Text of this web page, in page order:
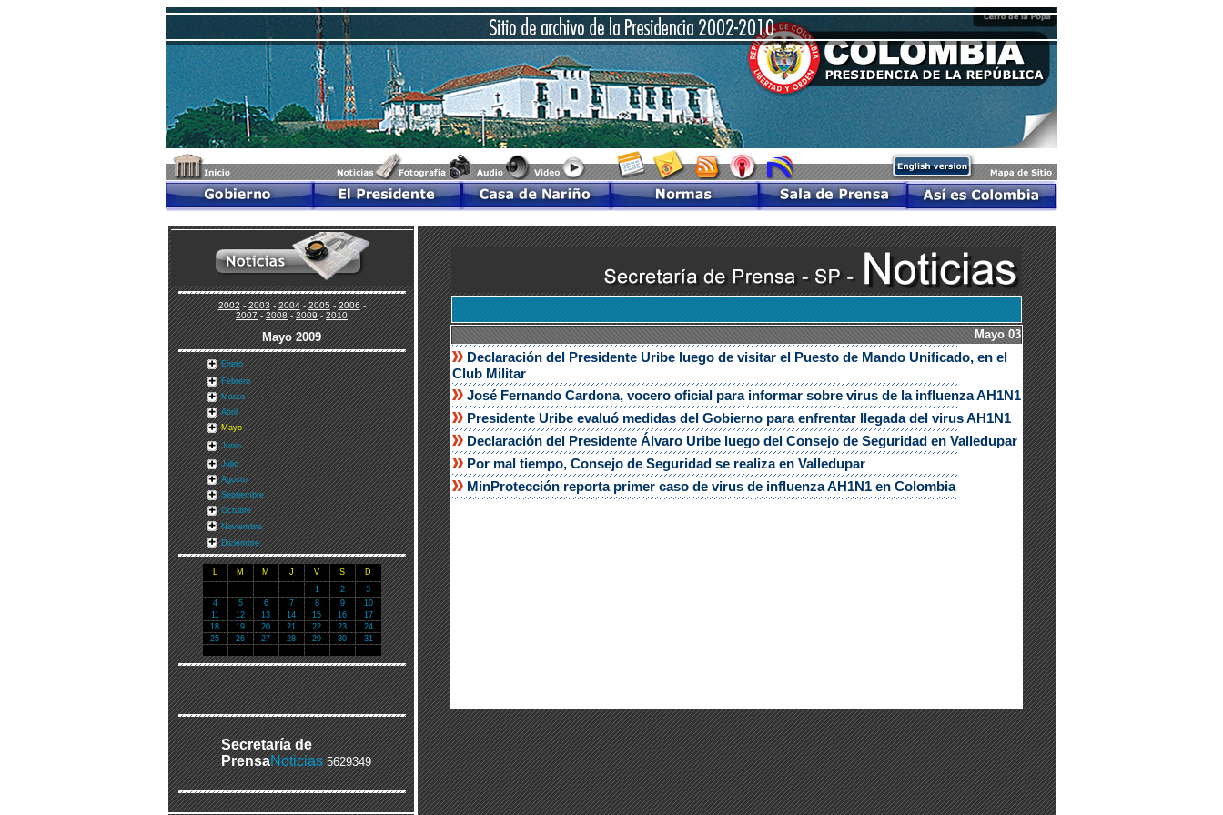
2002-2003-2004-2005-2006-
2007-2008-2009-2010
Mayo 2009
Enero
Febrero
Marzo
Abril
Mayo
Junio
Julio
Agosto
Septiembre
Octubre
Noviembre
Diciembre
L M M J V S
D
1
2
3
4
5 6 7 8 9
10
11
12 13 14 15 16
17
18
19 20 21 22 23
24
25
26 27 28 29 30 31
Secretaría de
PrensaNoticias 5629349
Mayo 03
Declaración del Presidente Uribe luego de visitar el Puesto de Mando Unificado, en el
Club Militar
José Fernando Cardona, vocero oficial para informar sobre virus de la influenza AH1N1
Presidente Uribe evaluó medidas del Gobierno para enfrentar llegada del virus AH1N1
Declaración del Presidente Álvaro Uribe luego del Consejo de Seguridad en Valledupar
Por mal tiempo, Consejo de Seguridad se realiza en Valledupar
MinProtección reporta primer caso de virus de influenza AH1N1 en Colombia